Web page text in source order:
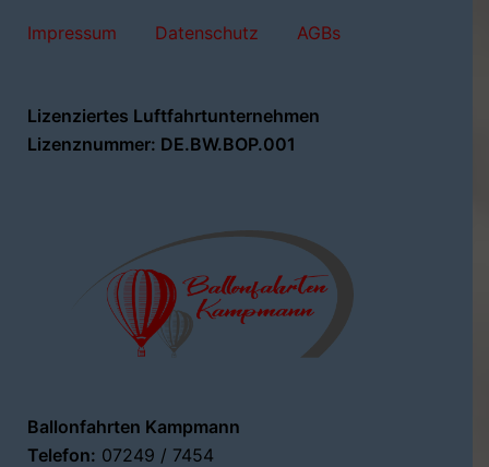
Impressum Datenschutz AGBs
Lizenziertes Luftfahrtunternehmen
Lizenznummer: DE.BW.BOP.001
Ballonfahrten Kampmann
Telefon: 07249 / 7454